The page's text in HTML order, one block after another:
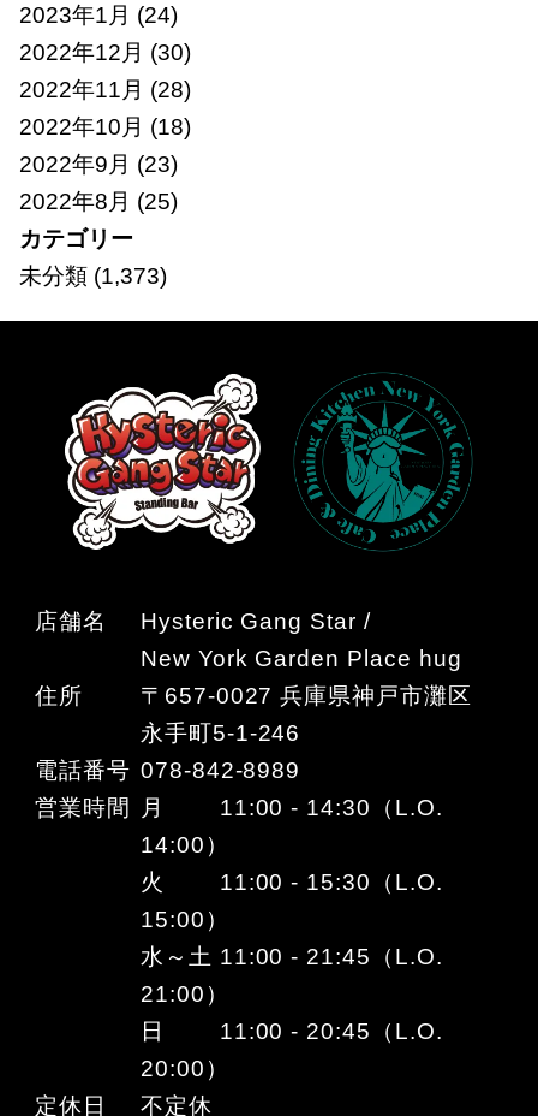
2023年1月 (24)
2022年12月 (30)
2022年11月 (28)
2022年10月 (18)
2022年9月 (23)
2022年8月 (25)
カテゴリー
未分類(1,373)
店舗名
Hysteric Gang Star /
New York Garden Place hug
住所
〒657-0027 兵庫県神戸市灘区
永手町5-1-246
電話番号 078-842-8989
営業時間
月 11:00 - 14:30（L.O.
14:00）
火 11:00 - 15:30（L.O.
15:00）
水～土 11:00 - 21:45（L.O.
21:00）
日 11:00 - 20:45（L.O.
20:00）
定休日
不定休